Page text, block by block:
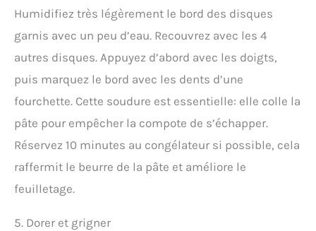
Humidifiez très légèrement le bord des disques
garnis avec un peu d’eau. Recouvrez avec les 4
autres disques. Appuyez d’abord avec les doigts,
puis marquez le bord avec les dents d’une
fourchette. Cette soudure est essentielle: elle colle la
pâte pour empêcher la compote de s’échapper.
Réservez 10 minutes au congélateur si possible, cela
raffermit le beurre de la pâte et améliore le
feuilletage.
5. Dorer et grigner